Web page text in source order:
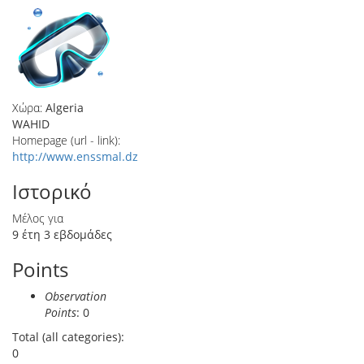
Χώρα: Algeria
WAHID
Homepage (url - link):
http://www.enssmal.dz
Ιστορικό
Μέλος για
9 έτη 3 εβδομάδες
Points
Observation
Points: 0
Total (all categories):
0